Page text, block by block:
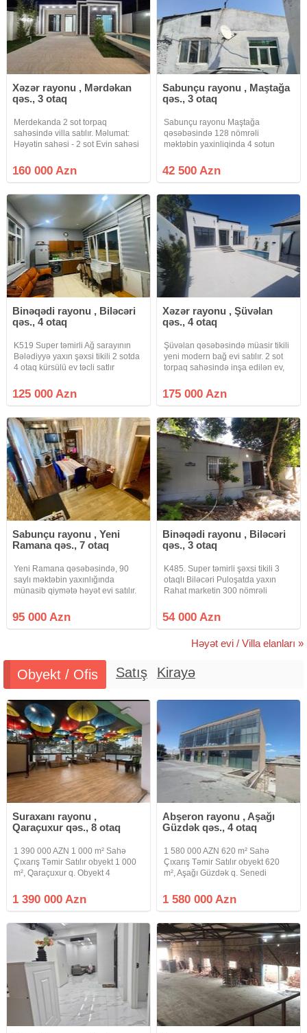
Xəzər rayonu , Mərdəkan
qəs., 3 otaq
Merdekanda 2 sot torpaq
sahəsində villa satılır. Məlumat:
Həyətin sahəsi - 2 sot Evin sahəsi
Mətbəx Sanitar qovşaq - 2+1
Həyətində Filterli Fantanlı Hovuz,
160 000 Azn
Sabunçu rayonu , Maştağa
qəs., 3 otaq
Sabunçu rayonu Maştağa
qəsəbəsində 128 nömrəli
məktəbin yaxinliqinda 4 sotun
orta təmirli həyət evi.Evin qazi,
suyu, işiqi var.Evin sənəti Paket
ev
42 500 Azn
Binəqədi rayonu , Biləcəri
qəs., 4 otaq
K519 Super təmirli Ağ sarayının
Bələdiyyə yaxın şəxsi tikili 2 sotda
4 otaq kürsülü ev təcli satlır
vaxt baxmaq olar ciraq əmlak
kanalına abunə olun bütün
125 000 Azn
Xəzər rayonu , Şüvəlan
qəs., 4 otaq
Şüvəlan qəsəbəsində müasir tikili
yeni modern bağ evi satılır. 2 sot
torpaq sahəsində inşa edilən ev,
Mətbəxt 3 Yataq otağı 2 Saunzer
(evin daxilində). Hovuz /Besetka. 1
175 000 Azn
Sabunçu rayonu , Yeni
Ramana qəs., 7 otaq
Yeni Ramana qəsəbəsində, 90
saylı məktəbin yaxınlığında
münasib qiymətə həyət evi satılır.
baxımından çox əlverişli
ərazidədir. Yaxınlıqda məktəb,
95 000 Azn
Binəqədi rayonu , Biləcəri
qəs., 3 otaq
K485. Super təmirli şəxsi tikili 3
otaqlı Biləcəri Puloşatda yaxın
Rahat marketin 300 nömrəli
olan ev təcli satlır qiymətdə
razılaşmaq olar isdənlən vaxt
54 000 Azn
Həyət evi / Villa elanları »
Obyekt / Ofis Satış Kirayə
Suraxanı rayonu ,
Qaraçuxur qəs., 8 otaq
1 390 000 AZN 1 000 m² Sahə
Çıxarış Təmir Satılır obyekt 1 000
m², Qaraçuxur q. Obyekt 4
Uzun illerdir restoran kimi fealiyyet
gorsedir Bakı, Əhməd Mehbalıyev
1 390 000 Azn
Abşeron rayonu , Aşağı
Güzdək qəs., 4 otaq
1 580 000 AZN 620 m² Sahə
Çıxarış Təmir Satılır obyekt 620
m², Aşağı Güzdək q. Senedi
zirzəmi ve 2 mərtəbəden ibaretdir,
Birinci mərtəbə müqavilə ilə
1 580 000 Azn